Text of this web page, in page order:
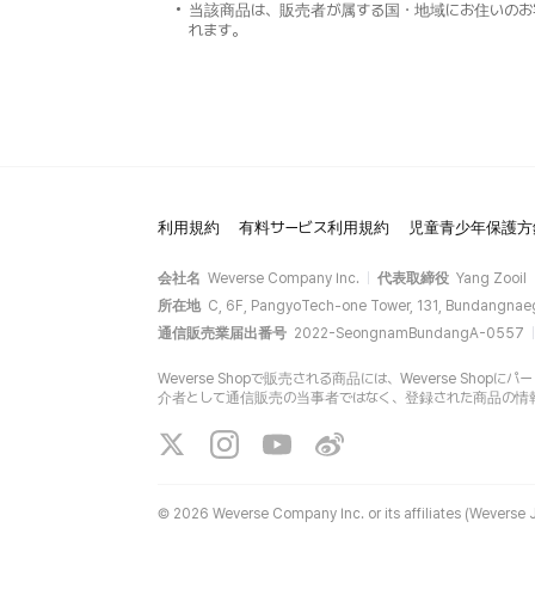
当該商品は、販売者が属する国・地域にお住いの
れます。
利用規約 有料サービス利用規約 児童青少年保護
会社名 Weverse Company Inc. 代表取締役 Yang Zooil
所在地 C, 6F, PangyoTech-one Tower, 131,
通信販売業届出番号 2022-SeongnamBundangA-0557
Weverse Shopで販売される商品には、Weverse Shopにパ
介者として通信販売の当事者ではなく、登録された商品の
© 2026 Weverse Company Inc. or its affiliates